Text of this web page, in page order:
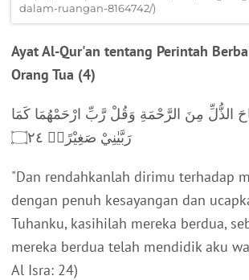
dalam-ruangan-8164742/)
Ayat Al-Qur'an tentang Perintah
Orang Tua (4)
الذُّلِّ مِنَ الرَّحْمَةِ وَقُلْ رَّبِّ ارْحَمْهُمَا كَمَا
رَبَّيٰنِيْ صَغِيْرًاۗ ۝٢٤
"Dan rendahkanlah dirimu terhadap
dengan penuh kesayangan dan
Tuhanku, kasihilah mereka berdua,
mereka berdua telah mendidik aku
Al Isra: 24)